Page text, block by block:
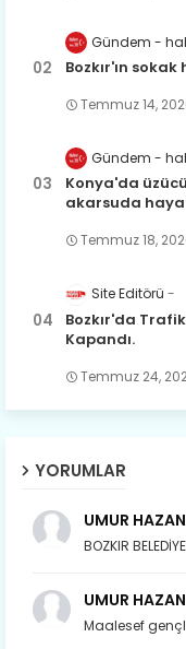
Gündem -
Bozkır'ın
Temmuz 14,
Gündem -
Konya'da
akarsuda
Temmuz 18,
Site Editörü
Bozkır'da
Kapandı.
Temmuz 24,
YORUMLAR
UMUR
BOZKIR
UMUR
Maalesef